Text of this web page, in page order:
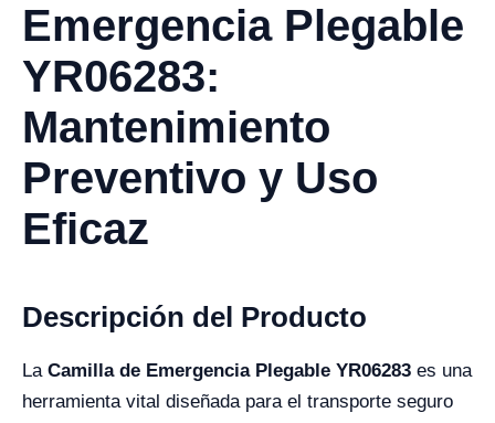
Emergencia Plegable
YR06283:
Mantenimiento
Preventivo y Uso
Eficaz
Descripción del Producto
La Camilla de Emergencia Plegable YR06283 es una
herramienta vital diseñada para el transporte seguro